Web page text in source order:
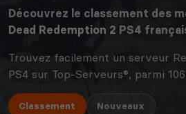
Découvrez le classement des
Dead Redemption 2 PS4
Trouvez facilement un serveur
PS4 sur Top-Serveurs®, parmi
Classement Nouveaux